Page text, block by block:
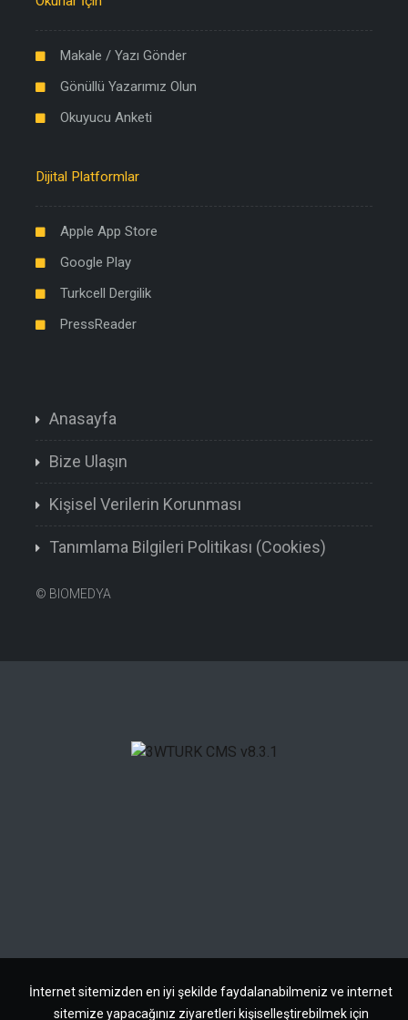
İnternet sitemizden en iyi şekilde faydalanabilmeniz ve internet
sitemize yapacağınız ziyaretleri kişiselleştirebilmek için
Makale / Yazı Gönder
Gönüllü Yazarımız Olun
Okuyucu Anketi
Dijital Platformlar
Apple App Store
Google Play
Turkcell Dergilik
PressReader
Anasayfa
Bize Ulaşın
Kişisel Verilerin Korunması
Tanımlama Bilgileri Politikası (Cookies)
© BIOMEDYA